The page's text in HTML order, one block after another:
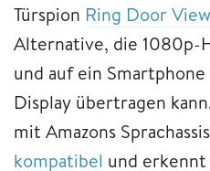
Türspion Ring Door
Alternative, die 1080p-
und auf ein
Display übertragen
mit Amazons
kompatibel und erkennt